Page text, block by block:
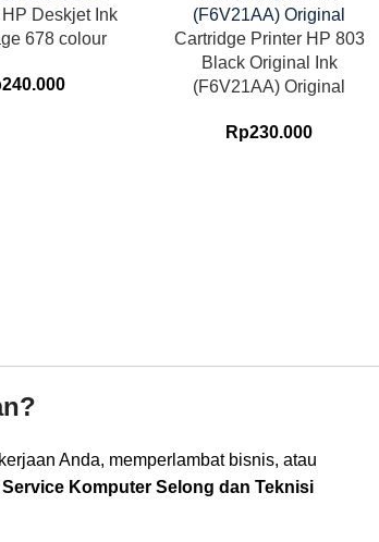
Deskjet Ink
678 colour
240.000
Cartridge Printer HP 803
Black Original Ink
(F6V21AA) Original
Rp230.000
Anda, memperlambat bisnis, atau
Service Komputer Selong dan Teknisi